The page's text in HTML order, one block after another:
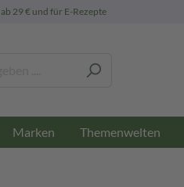
ab 29 € und für E-Rezepte
Marken Themenwelten